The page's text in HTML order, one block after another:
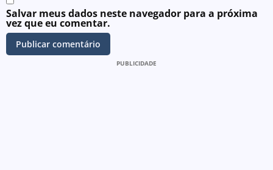
Salvar meus dados neste navegador para a próxima
vez que eu comentar.
PUBLICIDADE